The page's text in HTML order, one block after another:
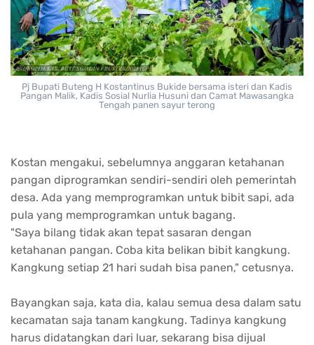
Pj Bupati Buteng H Kostantinus Bukide bersama isteri dan Kadis
Pangan Malik, Kadis Sosial Nurlia Husuni dan Camat Mawasangka
Tengah panen sayur terong
Kostan mengakui, sebelumnya anggaran ketahanan
pangan diprogramkan sendiri-sendiri oleh pemerintah
desa. Ada yang memprogramkan untuk bibit sapi, ada
pula yang memprogramkan untuk bagang.
"Saya bilang tidak akan tepat sasaran dengan
ketahanan pangan. Coba kita belikan bibit kangkung.
Kangkung setiap 21 hari sudah bisa panen," cetusnya.
Bayangkan saja, kata dia, kalau semua desa dalam satu
kecamatan saja tanam kangkung. Tadinya kangkung
harus didatangkan dari luar, sekarang bisa dijual